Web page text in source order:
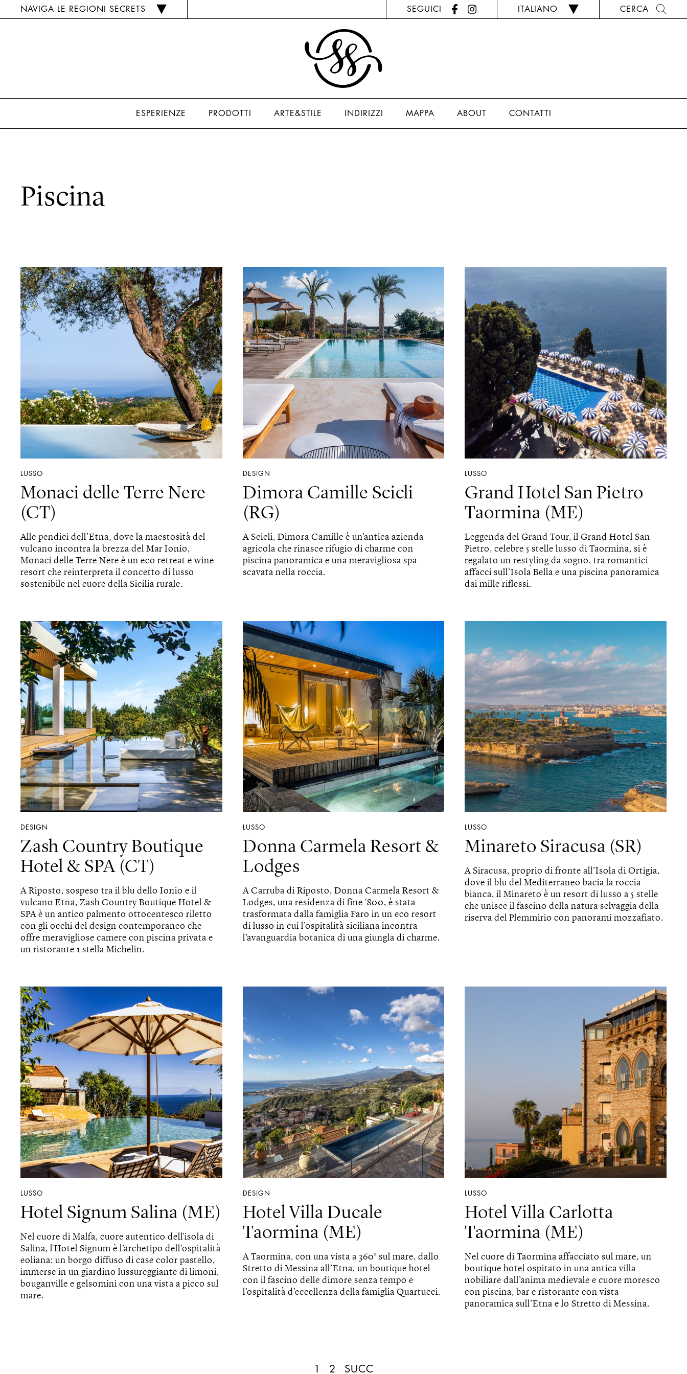
NAVIGA LE REGIONI SECRETS SEGUICI ITALIANO CERCA
ESPERIENZE PRODOTTI ARTE&STILE INDIRIZZI MAPPA ABOUT CONTATTI
Piscina
LUSSO
Monaci delle Terre Nere
(CT)
Alle pendici dell’Etna, dove la maestosità del
vulcano incontra la brezza del Mar Ionio,
Monaci delle Terre Nere è un eco retreat e wine
resort che reinterpreta il concetto di lusso
sostenibile nel cuore della Sicilia rurale.
DESIGN
Dimora Camille Scicli
(RG)
A Scicli, Dimora Camille è un’antica azienda
agricola che rinasce rifugio di charme con
piscina panoramica e una meravigliosa spa
scavata nella roccia.
LUSSO
Grand Hotel San Pietro
Taormina (ME)
Leggenda del Grand Tour, il Grand Hotel San
Pietro, celebre 5 stelle lusso di Taormina, si è
regalato un restyling da sogno, tra romantici
affacci sull’Isola Bella e una piscina panoramica
dai mille riflessi.
DESIGN
Zash Country Boutique
Hotel & SPA (CT)
A Riposto, sospeso tra il blu dello Ionio e il
vulcano Etna, Zash Country Boutique Hotel &
SPA è un antico palmento ottocentesco riletto
con gli occhi del design contemporaneo che
offre meravigliose camere con piscina privata e
un ristorante 1 stella Michelin.
LUSSO
Donna Carmela Resort &
Lodges
A Carruba di Riposto, Donna Carmela Resort &
Lodges, una residenza di fine '800, è stata
trasformata dalla famiglia Faro in un eco resort
di lusso in cui l’ospitalità siciliana incontra
l’avanguardia botanica di una giungla di charme.
LUSSO
Minareto Siracusa (SR)
A Siracusa, proprio di fronte all’Isola di Ortigia,
dove il blu del Mediterraneo bacia la roccia
bianca, il Minareto è un resort di lusso a 5 stelle
che unisce il fascino della natura selvaggia della
riserva del Plemmirio con panorami mozzafiato.
LUSSO
Hotel Signum Salina (ME)
Nel cuore di Malfa, cuore autentico dell'isola di
Salina, l'Hotel Signum è l’archetipo dell’ospitalità
eoliana: un borgo diffuso di case color pastello,
immerse in un giardino lussureggiante di limoni,
bouganville e gelsomini con una vista a picco sul
mare.
DESIGN
Hotel Villa Ducale
Taormina (ME)
A Taormina, con una vista a 360° sul mare, dallo
Stretto di Messina all’Etna, un boutique hotel
con il fascino delle dimore senza tempo e
l’ospitalità d’eccellenza della famiglia Quartucci.
LUSSO
Hotel Villa Carlotta
Taormina (ME)
Nel cuore di Taormina affacciato sul mare, un
boutique hotel ospitato in una antica villa
nobiliare dall’anima medievale e cuore moresco
con piscina, bar e ristorante con vista
panoramica sull’Etna e lo Stretto di Messina.
1 2 SUCC